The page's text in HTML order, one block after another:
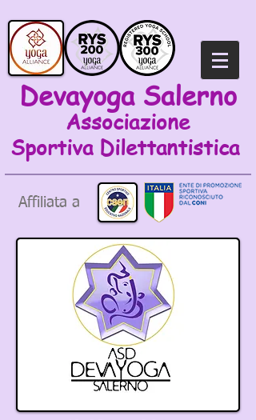
Devayoga Salerno
Associazione
Sportiva Dilettantistica
Affiliata a